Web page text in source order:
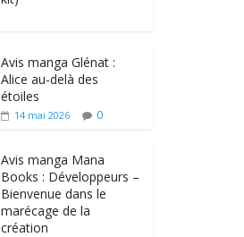
Avis manga Glénat :
Alice au-delà des
étoiles
14 mai 2026 0
Avis manga Mana
Books : Développeurs –
Bienvenue dans le
marécage de la
création